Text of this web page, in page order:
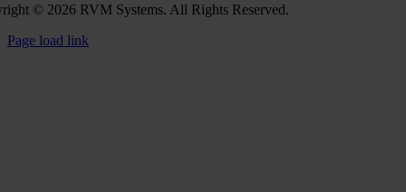
© 2026 RVM Systems. All Rights Reserved.
Page load link